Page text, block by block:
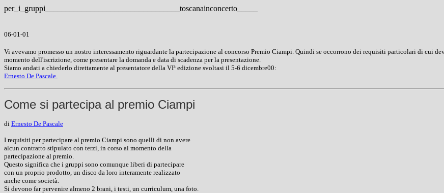
per_i_gruppi_________________________________toscanainconcerto
06-01-01
Vi avevamo promesso un nostro interessamento riguardante la partecipazione al concorso Premio Ciampi. Quindi se occorrono dei requisiti particolari di cui
momento dell'iscrizione, come presentare la domanda e data di scadenza per la presentazione.
Siamo andati a chiederlo direttamente al presentatore della VIª edizione svoltasi il 5-6 dicembre00:
Ernesto De Pascale.
Come si partecipa al premio Ciampi
di Ernesto De Pascale
I requisiti per partecipare al premio Ciampi sono quelli di non avere
alcun contratto stipulato con terzi, in corso al momento della
partecipazione al premio.
Questo significa che i gruppi sono comunque liberi di partecipare
con un proprio prodotto, un disco da loro interamente realizzato
anche come società.
Si devono far pervenire almeno 2 brani, i testi, un curriculum, una foto.